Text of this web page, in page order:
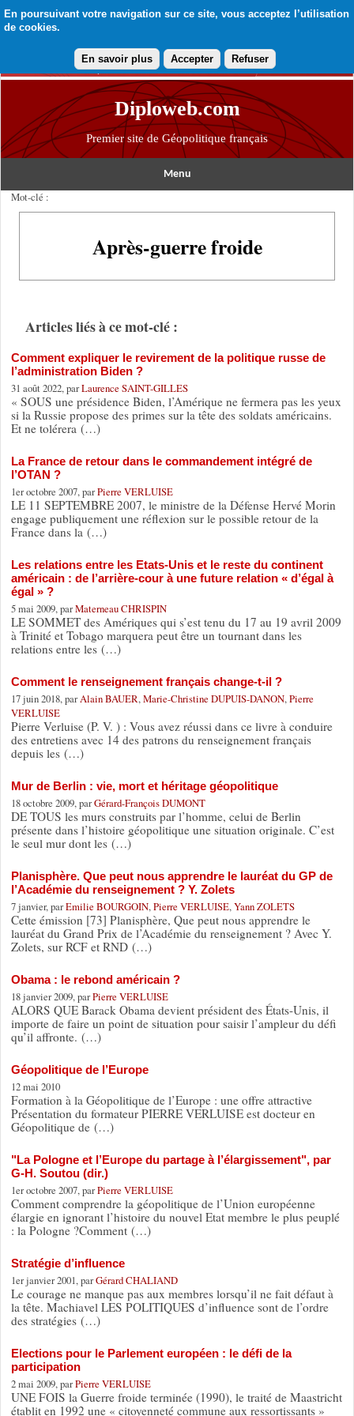
En poursuivant votre navigation sur ce site, vous acceptez l’utilisation
de cookies.
En savoir plus Accepter Refuser
Diploweb.com
Premier site de Géopolitique français
Menu
Mot-clé :
Après-guerre froide
Articles liés à ce mot-clé :
Comment expliquer le revirement de la politique russe de
l’administration Biden ?
31 août 2022, parLaurence SAINT-GILLES
« SOUS une présidence Biden, l’Amérique ne fermera pas les yeux
si la Russie propose des primes sur la tête des soldats américains.
Et ne tolérera (…)
La France de retour dans le commandement intégré de
l’OTAN ?
1er octobre 2007, parPierre VERLUISE
LE 11 SEPTEMBRE 2007, le ministre de la Défense Hervé Morin
engage publiquement une réflexion sur le possible retour de la
France dans la (…)
Les relations entre les Etats-Unis et le reste du continent
américain : de l’arrière-cour à une future relation « d’égal à
égal » ?
5 mai 2009, parMaterneau CHRISPIN
LE SOMMET des Amériques qui s’est tenu du 17 au 19 avril 2009
à Trinité et Tobago marquera peut être un tournant dans les
relations entre les (…)
Comment le renseignement français change-t-il ?
17 juin 2018, parAlain BAUER, Marie-Christine DUPUIS-DANON, Pierre
VERLUISE
Pierre Verluise (P. V. ) : Vous avez réussi dans ce livre à conduire
des entretiens avec 14 des patrons du renseignement français
depuis les (…)
Mur de Berlin : vie, mort et héritage géopolitique
18 octobre 2009, parGérard-François DUMONT
DE TOUS les murs construits par l’homme, celui de Berlin
présente dans l’histoire géopolitique une situation originale. C’est
le seul mur dont les (…)
Planisphère. Que peut nous apprendre le lauréat du GP de
l’Académie du renseignement ? Y. Zolets
7 janvier, parEmilie BOURGOIN, Pierre VERLUISE, Yann ZOLETS
Cette émission [73] Planisphère, Que peut nous apprendre le
lauréat du Grand Prix de l’Académie du renseignement ? Avec Y.
Zolets, sur RCF et RND (…)
Obama : le rebond américain ?
18 janvier 2009, parPierre VERLUISE
ALORS QUE Barack Obama devient président des États-Unis, il
importe de faire un point de situation pour saisir l’ampleur du défi
qu’il affronte. (…)
Géopolitique de l’Europe
12 mai 2010
Formation à la Géopolitique de l’Europe : une offre attractive
Présentation du formateur PIERRE VERLUISE est docteur en
Géopolitique de (…)
"La Pologne et l’Europe du partage à l’élargissement", par
G-H. Soutou (dir.)
1er octobre 2007, parPierre VERLUISE
Comment comprendre la géopolitique de l’Union européenne
élargie en ignorant l’histoire du nouvel Etat membre le plus peuplé
: la Pologne ?Comment (…)
Stratégie d’influence
1er janvier 2001, parGérard CHALIAND
Le courage ne manque pas aux membres lorsqu’il ne fait défaut à
la tête. Machiavel LES POLITIQUES d’influence sont de l’ordre
des stratégies (…)
Elections pour le Parlement européen : le défi de la
participation
2 mai 2009, parPierre VERLUISE
UNE FOIS la Guerre froide terminée (1990), le traité de Maastricht
établit en 1992 une « citoyenneté commune aux ressortissants »